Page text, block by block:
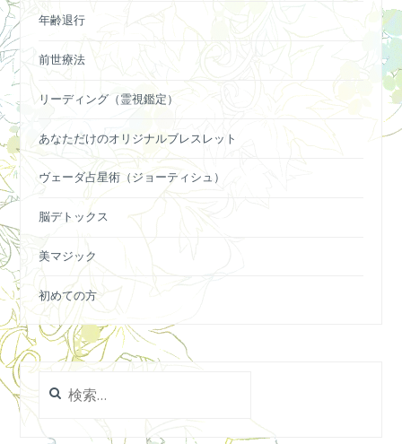
年齢退行
前世療法
リーディング（霊視鑑定）
あなただけのオリジナルブレスレット
ヴェーダ占星術（ジョーティシュ）
脳デトックス
美マジック
初めての方
索: